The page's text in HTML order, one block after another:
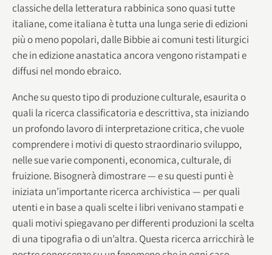
classiche della letteratura rabbinica sono quasi tutte
italiane, come italiana è tutta una lunga serie di edizioni
più o meno popolari, dalle Bibbie ai comuni testi liturgici
che in edizione anastatica ancora vengono ristampati e
diffusi nel mondo ebraico.
Anche su questo tipo di produzione culturale, esaurita o
quali la ricerca classificatoria e descrittiva, sta iniziando
un profondo lavoro di interpretazione critica, che vuole
comprendere i motivi di questo straordinario sviluppo,
nelle sue varie componenti, economica, culturale, di
fruizione. Bisognerà dimostrare — e su questi punti è
iniziata un’importante ricerca archivistica — per quali
utenti e in base a quali scelte i libri venivano stampati e
quali motivi spiegavano per differenti produzioni la scelta
di una tipografia o di un’altra. Questa ricerca arricchirà le